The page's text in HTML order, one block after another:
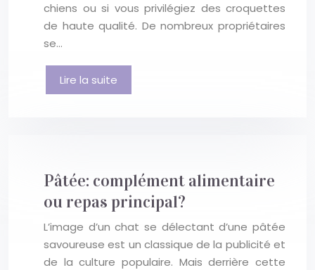
chiens ou si vous privilégiez des croquettes
de haute qualité. De nombreux propriétaires
se…
Lire la suite
Pâtée: complément alimentaire
ou repas principal?
L’image d’un chat se délectant d’une pâtée
savoureuse est un classique de la publicité et
de la culture populaire. Mais derrière cette